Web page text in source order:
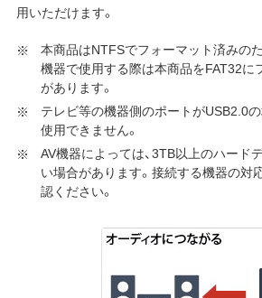
用いただけます。
本商品はNTFSでフォーマット済みの
機器で使用する際は本商品をFAT32に
があります。
テレビ等の機器側のポートがUSB2.0
使用できません。
AV機器によっては、3TB以上のハード
い場合があります。接続する機器の対
認ください。